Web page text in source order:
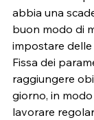
abbia una
buon modo di
impostare delle
Fissa dei
raggiungere
giorno, in
lavorare